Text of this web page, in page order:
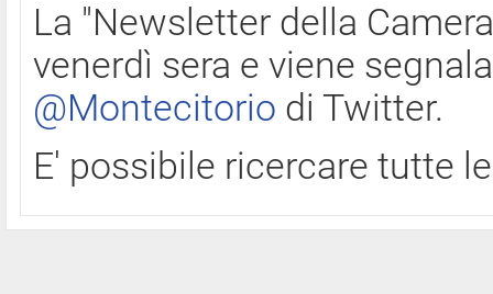
La "Newsletter della
venerdì sera e viene
@Montecitorio di Twitter.
E' possibile ricercare tutte